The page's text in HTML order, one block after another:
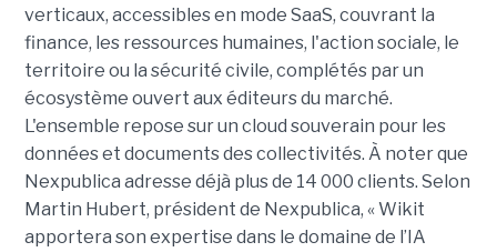
verticaux, accessibles en mode SaaS, couvrant la
finance, les ressources humaines, l'action sociale, le
territoire ou la sécurité civile, complétés par un
écosystème ouvert aux éditeurs du marché.
L'ensemble repose sur un cloud souverain pour les
données et documents des collectivités. À noter que
Nexpublica adresse déjà plus de 14 000 clients. Selon
Martin Hubert, président de Nexpublica, « Wikit
apportera son expertise dans le domaine de l’IA